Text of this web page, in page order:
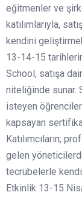
eğitmenler ve
katılımlarıyla,
kendini
13-14-15
School, satışa
niteliğinde sunar.
isteyen öğrenciler
kapsayan
Katılımcıların;
gelen
tecrübelerle
Etkinlik 13-15